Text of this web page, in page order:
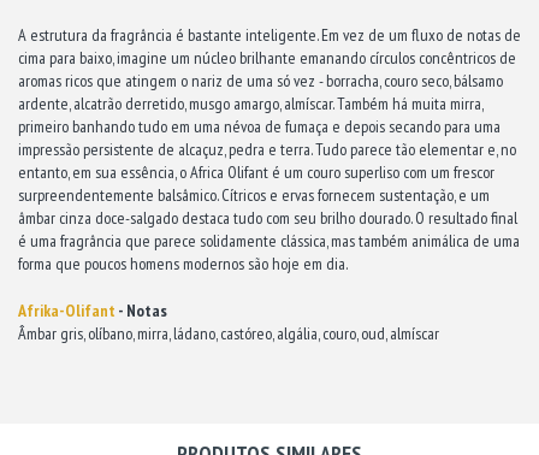
A estrutura da fragrância é bastante inteligente. Em vez de um fluxo de notas de
cima para baixo, imagine um núcleo brilhante emanando círculos concêntricos de
aromas ricos que atingem o nariz de uma só vez - borracha, couro seco, bálsamo
ardente, alcatrão derretido, musgo amargo, almíscar. Também há muita mirra,
primeiro banhando tudo em uma névoa de fumaça e depois secando para uma
impressão persistente de alcaçuz, pedra e terra. Tudo parece tão elementar e, no
entanto, em sua essência, o Africa Olifant é um couro superliso com um frescor
surpreendentemente balsâmico. Cítricos e ervas fornecem sustentação, e um
âmbar cinza doce-salgado destaca tudo com seu brilho dourado. O resultado final
é uma fragrância que parece solidamente clássica, mas também animálica de uma
forma que poucos homens modernos são hoje em dia.
Afrika-Olifant - Notas
Âmbar gris, olíbano, mirra, ládano, castóreo, algália, couro, oud, almíscar